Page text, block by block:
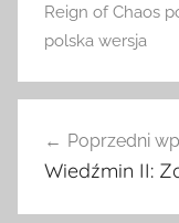
Reign of Chaos
polska wersja
wpisu
Poprzedni
Wiedźmin II: